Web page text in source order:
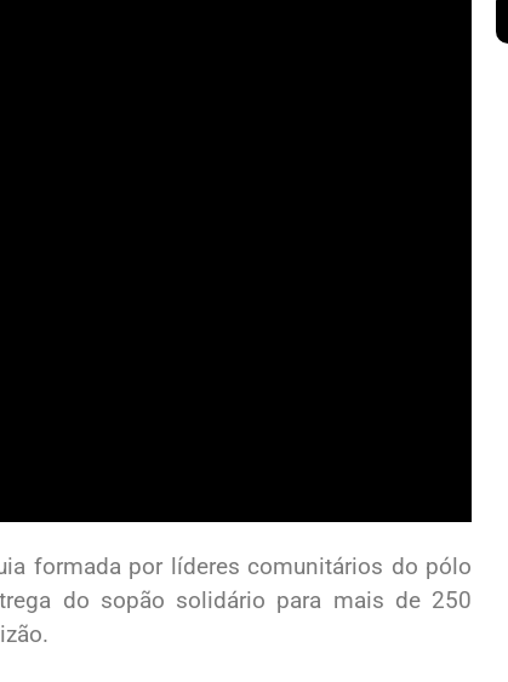
formada por líderes comunitários do pólo
do sopão solidário para mais de 250